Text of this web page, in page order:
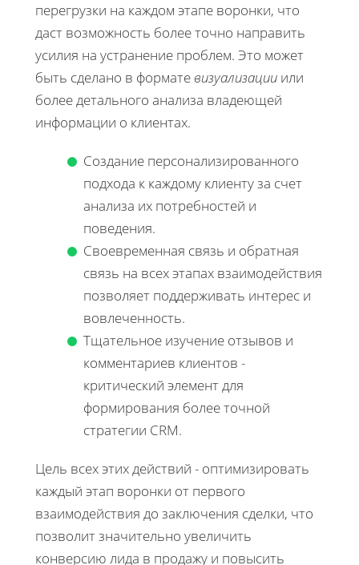
перегрузки на каждом этапе воронки, что
даст возможность более точно направить
усилия на устранение проблем. Это может
быть сделано в формате визуализации или
более детального анализа владеющей
информации о клиентах.
Создание персонализированного
подхода к каждому клиенту за счет
анализа их потребностей и
поведения.
Своевременная связь и обратная
связь на всех этапах взаимодействия
позволяет поддерживать интерес и
вовлеченность.
Тщательное изучение отзывов и
комментариев клиентов -
критический элемент для
формирования более точной
стратегии CRM.
Цель всех этих действий - оптимизировать
каждый этап воронки от первого
взаимодействия до заключения сделки, что
позволит значительно увеличить
конверсию лида в продажу и повысить